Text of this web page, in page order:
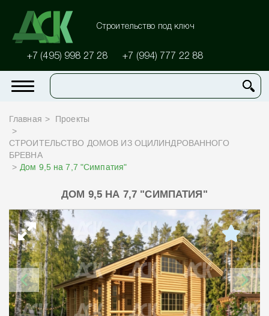
Строительство под ключ
+7 (495) 998 27 28 +7 (994) 777 22 88
Главная Проекты
СТРОИТЕЛЬСТВО ДОМОВ ИЗ ОЦИЛИНДРОВАННОГО
БРЕВНА
Дом 9,5 на 7,7 "Симпатия"
ДОМ 9,5 НА 7,7 "СИМПАТИЯ"